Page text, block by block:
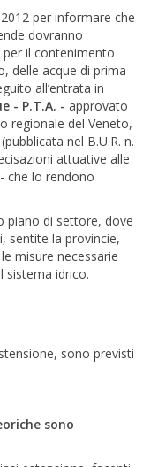
per informare che
dovranno
il contenimento
delle acque di prima
all’entrata in
- P.T.A. - approvato
regionale del Veneto,
nel B.U.R. n.
attuative alle
che lo rendono
piano di settore, dove
sentite la provincie,
misure necessarie
sistema idrico.
sono previsti
sono